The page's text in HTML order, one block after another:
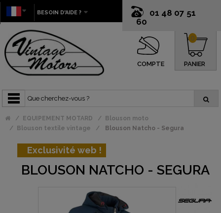
01 48 07 51
60
BESOIN D'AIDE ?
COMPTE PANIER
0
EQUIPEMENT MOTARD
Blouson moto
Blouson textile vintage
Blouson Natcho - Segura
Exclusivité web !
BLOUSON NATCHO - SEGURA